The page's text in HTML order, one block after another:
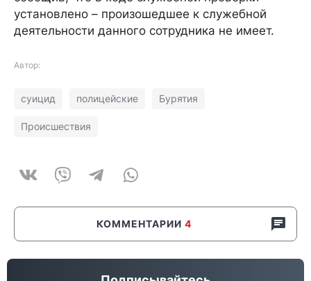
установлено – произошедшее к служебной
деятельности данного сотрудника не имеет.
Автор:
суицид полицейские Бурятия
Происшествия
КОММЕНТАРИИ 4